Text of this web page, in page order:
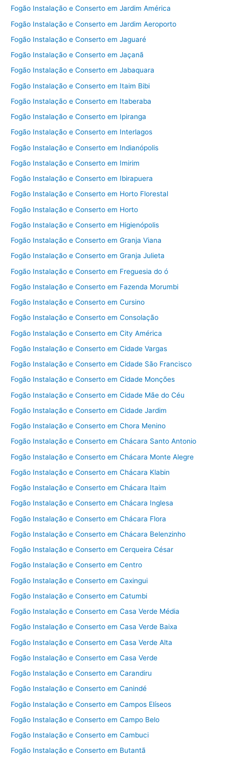
Fogão Instalação e Conserto em Jardim América
Fogão Instalação e Conserto em Jardim Aeroporto
Fogão Instalação e Conserto em Jaguaré
Fogão Instalação e Conserto em Jaçanã
Fogão Instalação e Conserto em Jabaquara
Fogão Instalação e Conserto em Itaim Bibi
Fogão Instalação e Conserto em Itaberaba
Fogão Instalação e Conserto em Ipiranga
Fogão Instalação e Conserto em Interlagos
Fogão Instalação e Conserto em Indianópolis
Fogão Instalação e Conserto em Imirim
Fogão Instalação e Conserto em Ibirapuera
Fogão Instalação e Conserto em Horto Florestal
Fogão Instalação e Conserto em Horto
Fogão Instalação e Conserto em Higienópolis
Fogão Instalação e Conserto em Granja Viana
Fogão Instalação e Conserto em Granja Julieta
Fogão Instalação e Conserto em Freguesia do ó
Fogão Instalação e Conserto em Fazenda Morumbi
Fogão Instalação e Conserto em Cursino
Fogão Instalação e Conserto em Consolação
Fogão Instalação e Conserto em City América
Fogão Instalação e Conserto em Cidade Vargas
Fogão Instalação e Conserto em Cidade São Francisco
Fogão Instalação e Conserto em Cidade Monções
Fogão Instalação e Conserto em Cidade Mãe do Céu
Fogão Instalação e Conserto em Cidade Jardim
Fogão Instalação e Conserto em Chora Menino
Fogão Instalação e Conserto em Chácara Santo Antonio
Fogão Instalação e Conserto em Chácara Monte Alegre
Fogão Instalação e Conserto em Chácara Klabin
Fogão Instalação e Conserto em Chácara Itaim
Fogão Instalação e Conserto em Chácara Inglesa
Fogão Instalação e Conserto em Chácara Flora
Fogão Instalação e Conserto em Chácara Belenzinho
Fogão Instalação e Conserto em Cerqueira César
Fogão Instalação e Conserto em Centro
Fogão Instalação e Conserto em Caxingui
Fogão Instalação e Conserto em Catumbi
Fogão Instalação e Conserto em Casa Verde Média
Fogão Instalação e Conserto em Casa Verde Baixa
Fogão Instalação e Conserto em Casa Verde Alta
Fogão Instalação e Conserto em Casa Verde
Fogão Instalação e Conserto em Carandiru
Fogão Instalação e Conserto em Canindé
Fogão Instalação e Conserto em Campos Elíseos
Fogão Instalação e Conserto em Campo Belo
Fogão Instalação e Conserto em Cambuci
Fogão Instalação e Conserto em Butantã